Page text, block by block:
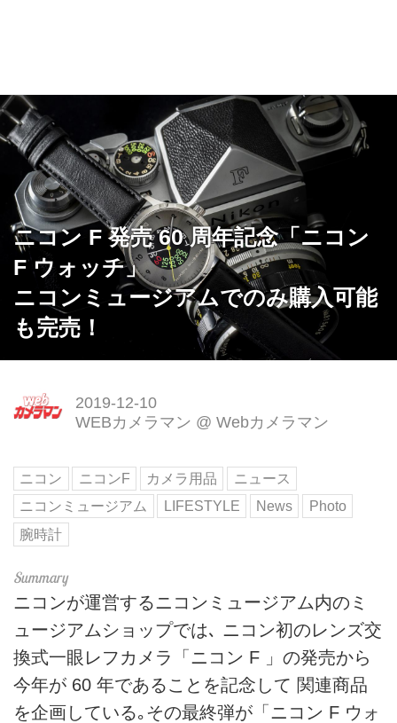
ニコン F 発売 60 周年記念「ニコン
F ウォッチ」
ニコンミュージアムでのみ購入可能
も完売！
2019-12-10
WEBカメラマン @ Webカメラマン
ニコン ニコンF カメラ用品
ニュース
ニコンミュージアム
LIFESTYLE News
Photo
腕時計
ニコンが運営するニコンミュージアム内のミ
ュージアムショップでは､ ニコン初のレンズ交
換式一眼レフカメラ「ニコン F 」の発売から
今年が 60 年であることを記念して 関連商品
を企画している｡その最終弾が「ニコン F ウォ